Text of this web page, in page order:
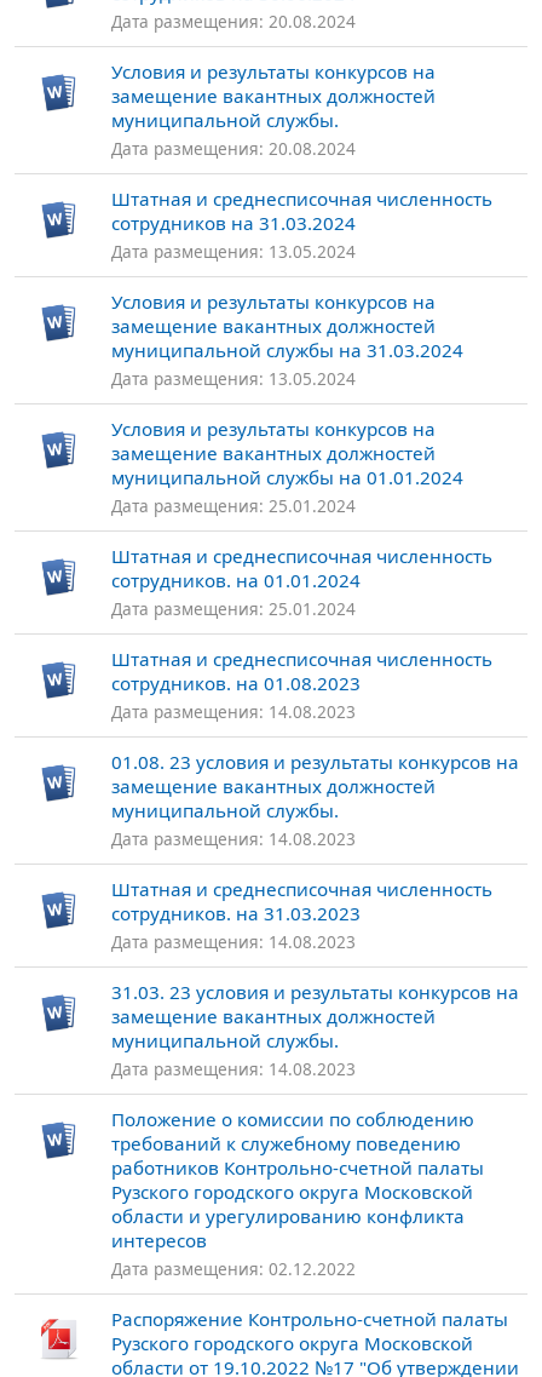
Дата размещения: 20.08.2024
Условия и результаты конкурсов на
замещение вакантных должностей
муниципальной службы.
Дата размещения: 20.08.2024
Штатная и среднесписочная численность
сотрудников на 31.03.2024
Дата размещения: 13.05.2024
Условия и результаты конкурсов на
замещение вакантных должностей
муниципальной службы на 31.03.2024
Дата размещения: 13.05.2024
Условия и результаты конкурсов на
замещение вакантных должностей
муниципальной службы на 01.01.2024
Дата размещения: 25.01.2024
Штатная и среднесписочная численность
сотрудников. на 01.01.2024
Дата размещения: 25.01.2024
Штатная и среднесписочная численность
сотрудников. на 01.08.2023
Дата размещения: 14.08.2023
01.08. 23 условия и результаты конкурсов на
замещение вакантных должностей
муниципальной службы.
Дата размещения: 14.08.2023
Штатная и среднесписочная численность
сотрудников. на 31.03.2023
Дата размещения: 14.08.2023
31.03. 23 условия и результаты конкурсов на
замещение вакантных должностей
муниципальной службы.
Дата размещения: 14.08.2023
Положение о комиссии по соблюдению
требований к служебному поведению
работников Контрольно-счетной палаты
Рузского городского округа Московской
области и урегулированию конфликта
интересов
Дата размещения: 02.12.2022
Распоряжение Контрольно-счетной палаты
Рузского городского округа Московской
области от 19.10.2022 №17 "Об утверждении